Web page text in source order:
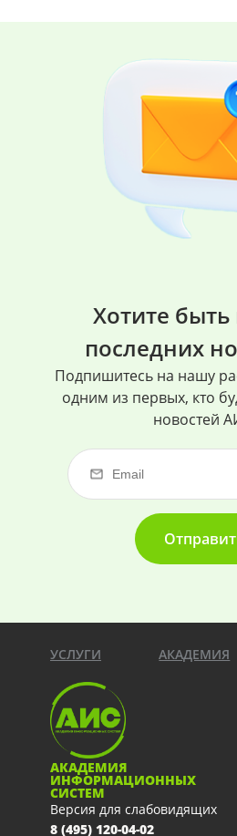
Хотите быть
последних
Подпишитесь на нашу
одним из первых, кто
новостей
УСЛУГИ АКАДЕМИЯ
АКАДЕМИЯ
ИНФОРМАЦИОННЫХ
СИСТЕМ
Версия для слабовидящих
8 (495) 120-04-02